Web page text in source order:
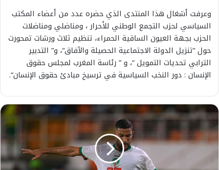
وعرفت أشغال هذا المنتدى الذي حضره عدد من أعضاء المكتب
السياسي لحزب التجمع الوطني للأحرار، ومناضلي ومناضلات
الحزب بجهة العيون الساقية الحمراء، تنظيم ثلاث ورشات تمحورت
حول“تنزيل الدولة الاجتماعية الحصيلة والآفاق“، و” التدبير
الترابي تحديات التمويل“، و” رئاسة المغرب لمجلس حقوق
الإنسان : دور النخب السياسية في ترسيخ مبادئ حقوق الإنسان“.
ي
ح
ي
ى